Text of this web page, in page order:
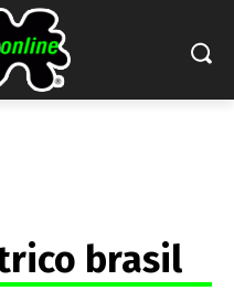
brasil